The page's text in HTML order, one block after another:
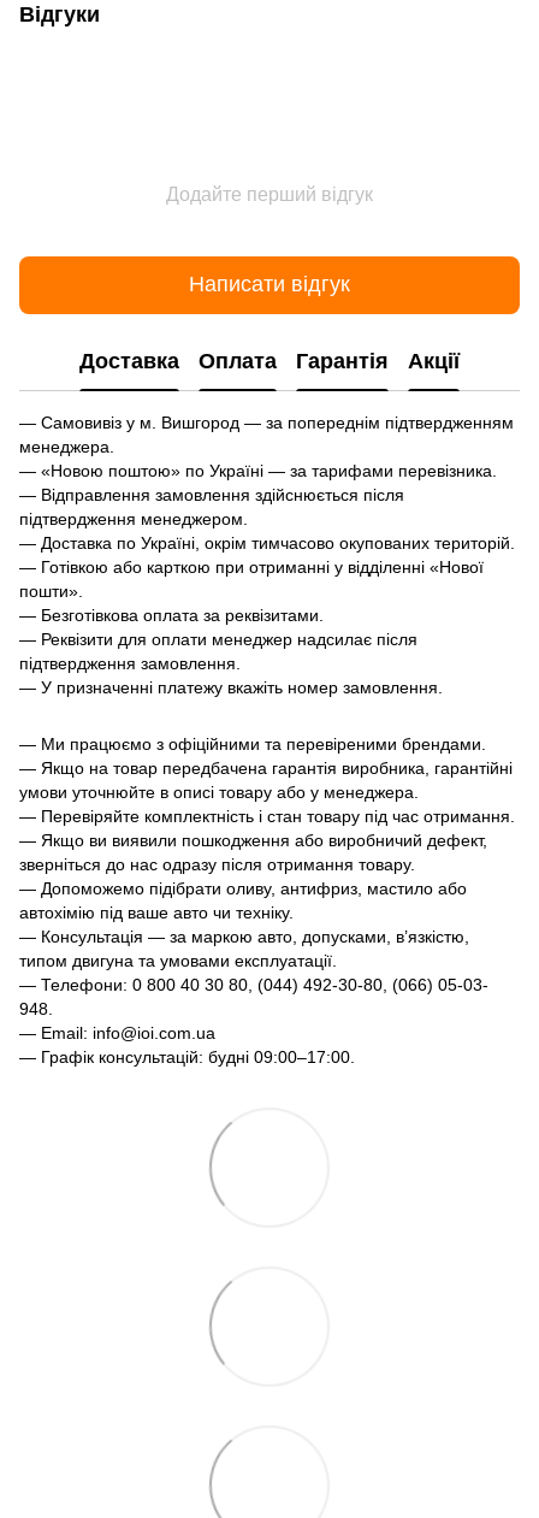
Відгуки
Додайте перший відгук
Написати відгук
Доставка Оплата Гарантія Акції
— Самовивіз у м. Вишгород — за попереднім підтвердженням
менеджера.
— «Новою поштою» по Україні — за тарифами перевізника.
— Відправлення замовлення здійснюється після
підтвердження менеджером.
— Доставка по Україні, окрім тимчасово окупованих територій.
— Готівкою або карткою при отриманні у відділенні «Нової
пошти».
— Безготівкова оплата за реквізитами.
— Реквізити для оплати менеджер надсилає після
підтвердження замовлення.
— У призначенні платежу вкажіть номер замовлення.
— Ми працюємо з офіційними та перевіреними брендами.
— Якщо на товар передбачена гарантія виробника, гарантійні
умови уточнюйте в описі товару або у менеджера.
— Перевіряйте комплектність і стан товару під час отримання.
— Якщо ви виявили пошкодження або виробничий дефект,
зверніться до нас одразу після отримання товару.
— Допоможемо підібрати оливу, антифриз, мастило або
автохімію під ваше авто чи техніку.
— Консультація — за маркою авто, допусками, в’язкістю,
типом двигуна та умовами експлуатації.
— Телефони: 0 800 40 30 80, (044) 492-30-80, (066) 05-03-
948.
— Email: info@ioi.com.ua
— Графік консультацій: будні 09:00–17:00.